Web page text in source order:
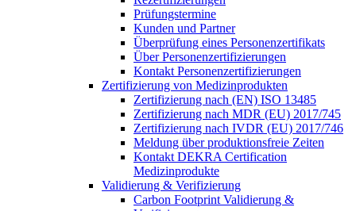
Prüfungstermine
Kunden und Partner
Überprüfung eines Personenzertifikats
Über Personenzertifizierungen
Kontakt Personenzertifizierungen
Zertifizierung von Medizinprodukten
Zertifizierung nach (EN) ISO 13485
Zertifizierung nach MDR (EU) 2017/745
Zertifizierung nach IVDR (EU) 2017/746
Meldung über produktionsfreie Zeiten
Kontakt DEKRA Certification
Medizinprodukte
Validierung & Verifizierung
Carbon Footprint Validierung &